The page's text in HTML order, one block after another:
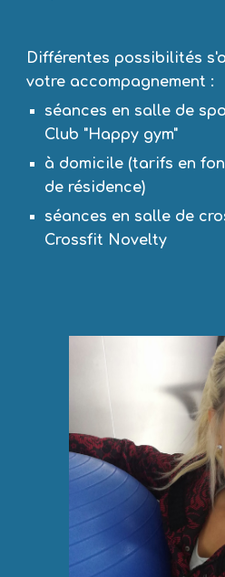
Différentes possibilités
votre accompagnement :
séances en salle de
Club "Happy gym"
à domicile (tarifs en
de résidence)
séances en salle de
Crossfit Novelty